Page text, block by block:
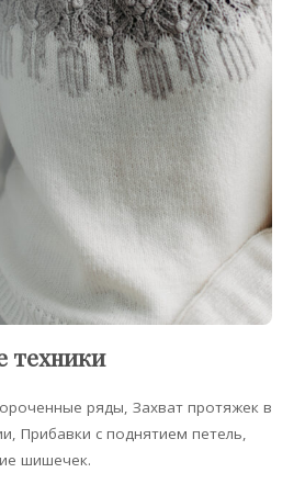
техники
ряды, Захват протяжек в
Прибавки с поднятием петель,
шишечек.